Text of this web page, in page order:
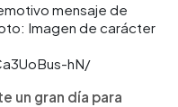
mensaje de
Imagen de carácter
hN/
un gran día para